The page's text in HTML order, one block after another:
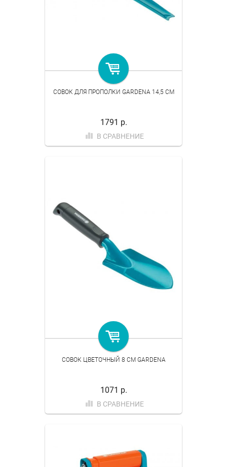
СОВОК ДЛЯ ПРОПОЛКИ GARDENA 14,5 СМ
1791 р.
В СРАВНЕНИЕ
СОВОК ЦВЕТОЧНЫЙ 8 СМ GARDENA
1071 р.
В СРАВНЕНИЕ